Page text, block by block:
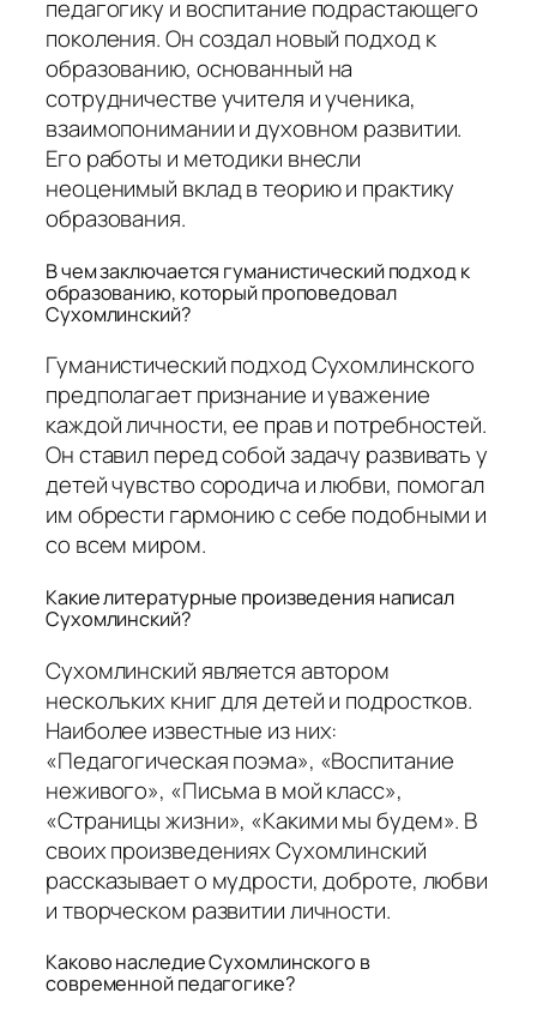
педагогику и воспитание подрастающего
поколения. Он создал новый подход к
образованию, основанный на
сотрудничестве учителя и ученика,
взаимопонимании и духовном развитии.
Его работы и методики внесли
неоценимый вклад в теорию и практику
образования.
В чем заключается гуманистический подход к
образованию, который проповедовал
Сухомлинский?
Гуманистический подход Сухомлинского
предполагает признание и уважение
каждой личности, ее прав и потребностей.
Он ставил перед собой задачу развивать у
детей чувство сородича и любви, помогал
им обрести гармонию с себе подобными и
со всем миром.
Какие литературные произведения написал
Сухомлинский?
Сухомлинский является автором
нескольких книг для детей и подростков.
Наиболее известные из них:
«Педагогическая поэма», «Воспитание
неживого», «Письма в мой класс»,
«Страницы жизни», «Какими мы будем». В
своих произведениях Сухомлинский
рассказывает о мудрости, доброте, любви
и творческом развитии личности.
Каково наследие Сухомлинского в
современной педагогике?